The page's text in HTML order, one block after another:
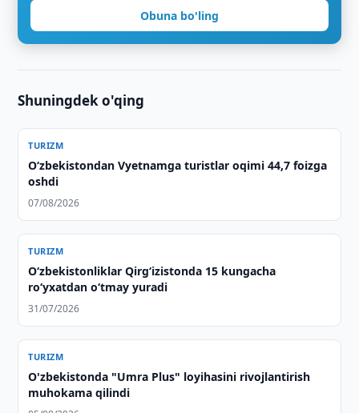
Obuna bo'ling
Shuningdek o'qing
TURIZM
O‘zbekistondan Vyetnamga turistlar oqimi 44,7 foizga
oshdi
07/08/2026
TURIZM
O‘zbekistonliklar Qirg‘izistonda 15 kungacha
ro‘yxatdan o‘tmay yuradi
31/07/2026
TURIZM
O'zbekistonda "Umra Plus" loyihasini rivojlantirish
muhokama qilindi